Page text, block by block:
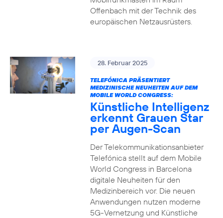
Offenbach mit der Technik des
europäischen Netzausrüsters.
28. Februar 2025
TELEFÓNICA PRÄSENTIERT
MEDIZINISCHE NEUHEITEN AUF DEM
MOBILE WORLD CONGRESS:
Künstliche Intelligenz
erkennt Grauen Star
per Augen-Scan
Der Telekommunikationsanbieter
Telefónica stellt auf dem Mobile
World Congress in Barcelona
digitale Neuheiten für den
Medizinbereich vor. Die neuen
Anwendungen nutzen moderne
5G-Vernetzung und Künstliche